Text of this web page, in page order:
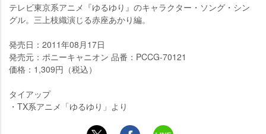
テレビ東京系アニメ『ゆるゆり』のキャラクター・ソング・シン
グル。三上枝織演じる赤座あかり編。
発売日：2011年08月17日
発売元：ポニーキャニオン 品番：PCCG-70121
価格：1,309円（税込）
タイアップ
・TX系アニメ「ゆるゆり」より